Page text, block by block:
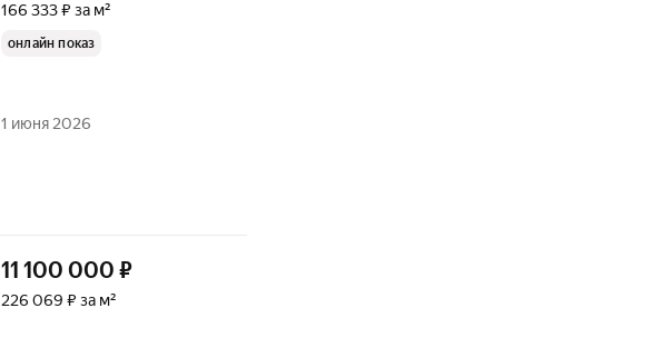
166 333 ₽ за м²
онлайн показ
1 июня 2026
11 100 000 ₽
226 069 ₽ за м²